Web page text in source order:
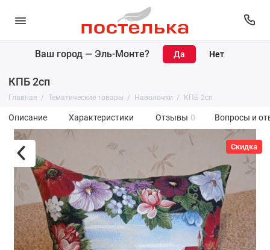
Ваш город — Эль-Монте?
КПБ 2сп
Главная Тематические товары Наволочки КПБ 2сп
Описание Характеристики Отзывы 0 Вопросы и
Скидка